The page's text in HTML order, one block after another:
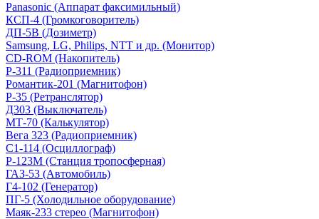
Panasonic (Аппарат факсимильный)
КСП-4 (Громкоговоритель)
ДП-5В (Дозиметр)
Samsung, LG, Philips, NTT и др. (Монитор)
CD-ROM (Накопитель)
Р-311 (Радиоприемник)
Романтик-201 (Магнитофон)
Р-35 (Ретранслятор)
Д303 (Выключатель)
МТ-70 (Калькулятор)
Вега 323 (Радиоприемник)
С1-114 (Осциллограф)
Р-123М (Станция тропосферная)
ГАЗ-53 (Автомобиль)
Г4-102 (Генератор)
ПГ-5 (Холодильное оборудование)
Маяк-233 стерео (Магнитофон)